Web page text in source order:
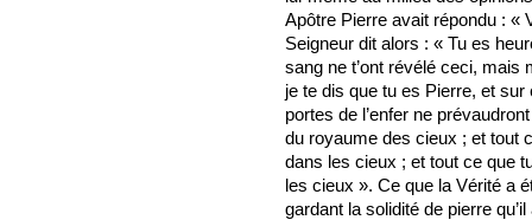
Apôtre Pierre avait répondu : «
Seigneur dit alors : « Tu es
sang ne t’ont révélé ceci,
je te dis que tu es Pierre, et
portes de l’enfer ne
du royaume des cieux ; et tout
dans les cieux ; et tout ce que
les cieux ». Ce que la Vérité a
gardant la solidité de pierre